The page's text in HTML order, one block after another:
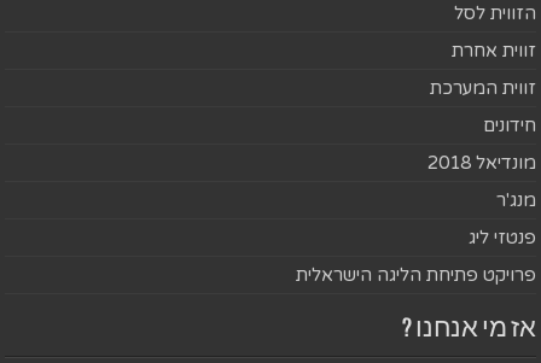
הזווית לסל
זווית אחרת
זווית המערכת
חידונים
מונדיאל 2018
מנג'ר
פנטזי ליג
פרויקט פתיחת הליגה הישראלית
אז מי אנחנו ?